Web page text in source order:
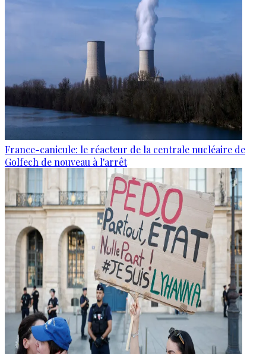
France-canicule: le réacteur de la centrale nucléaire de
Golfech de nouveau à l'arrêt